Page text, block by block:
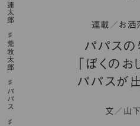
連載／お洒
パパス
「ぼくのお
パパスが
文／山
荒牧太郎
パパス